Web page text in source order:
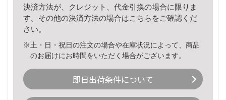
決済方法が、クレジット、代金引換の場合に限りま
す。その他の決済方法の場合はこちら をご確認くだ
さい。
※土・日・祝日の注文の場合や在庫状況によって、商品
のお届けにお時間をいただく場合がございます。
即日出荷条件について